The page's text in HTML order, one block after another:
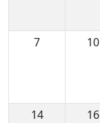
7
10
14
16